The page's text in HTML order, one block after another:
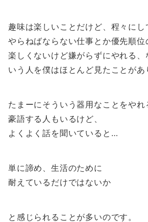
趣味は楽しいことだけど、程々にし
やらねばならない仕事とか優先順位
楽しくないけど嫌がらずにやれる、
いう人を僕はほとんど見たことがあ
たまーにそういう器用なことをやれ
豪語する人もいるけど、
よくよく話を聞いていると…
単に諦め、生活のために
耐えているだけではないか
と感じられることが多いのです。